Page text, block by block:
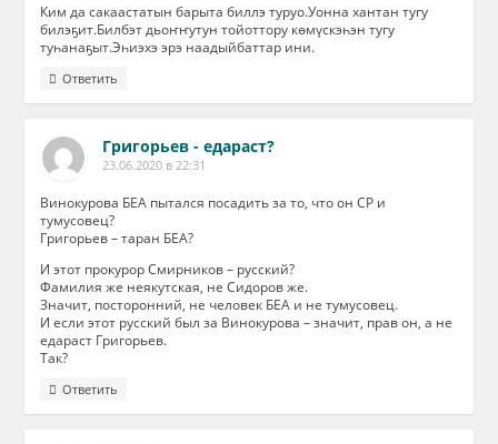
Ким да сакаастатын барыта биллэ туруо.Уонна хантан тугу
билэҕит.Билбэт дьоҥҥутун тойоттору көмүскэһэн тугу
туһанаҕыт.Эһиэхэ эрэ наадыйбаттар ини.
Ответить
Григорьев - едараст?
23.06.2020 в 22:31
Винокурова БЕА пытался посадить за то, что он СР и
тумусовец?
Григорьев – таран БЕА?
И этот прокурор Смирников – русский?
Фамилия же неякутская, не Сидоров же.
Значит, посторонний, не человек БЕА и не тумусовец.
И если этот русский был за Винокурова – значит, прав он, а не
едараст Григорьев.
Так?
Ответить